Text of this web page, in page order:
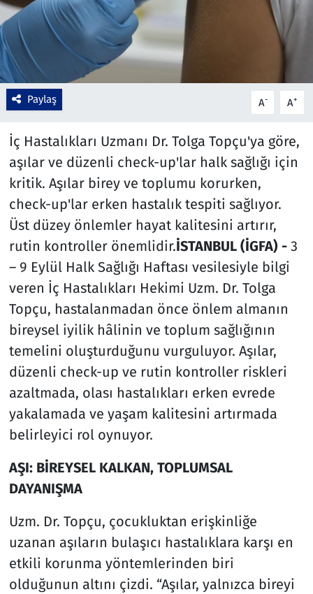
Paylaş A- A+
İç Hastalıkları Uzmanı Dr. Tolga Topçu'ya göre,
aşılar ve düzenli check-up'lar halk sağlığı için
kritik. Aşılar birey ve toplumu korurken,
check-up'lar erken hastalık tespiti sağlıyor.
Üst düzey önlemler hayat kalitesini artırır,
rutin kontroller önemlidir.İSTANBUL (İGFA) - 3
– 9 Eylül Halk Sağlığı Haftası vesilesiyle bilgi
veren İç Hastalıkları Hekimi Uzm. Dr. Tolga
Topçu, hastalanmadan önce önlem almanın
bireysel iyilik hâlinin ve toplum sağlığının
temelini oluşturduğunu vurguluyor. Aşılar,
düzenli check-up ve rutin kontroller riskleri
azaltmada, olası hastalıkları erken evrede
yakalamada ve yaşam kalitesini artırmada
belirleyici rol oynuyor.
AŞI: BİREYSEL KALKAN, TOPLUMSAL
DAYANIŞMA
Uzm. Dr. Topçu, çocukluktan erişkinliğe
uzanan aşıların bulaşıcı hastalıklara karşı en
etkili korunma yöntemlerinden biri
olduğunun altını çizdi. “Aşılar, yalnızca bireyi
Çevre & Doğa
Turizm